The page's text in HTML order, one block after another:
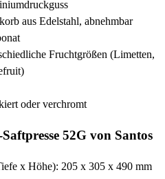
aus Edelstahl, abnehmbar
Fruchtgrößen (Limetten,
oder verchromt
52G von Santos
x Höhe): 205 x 305 x 490 mm